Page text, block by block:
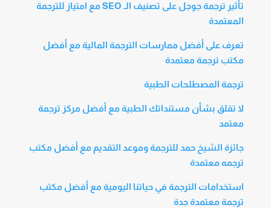
تأثير ترجمة جوجل على تصنيف الـ SEO مع امتياز للترجمة
المعتمدة
تعرف على أفضل ممارسات الترجمة المالية مع أفضل
مكتب ترجمة معتمدة
ترجمة المصطلحات الطبية
لا تقلق بشأن مستنداتك الطبية مع أفضل مركز ترجمة
معتمد
جائزة الشيخ حمد للترجمة وموعد التقديم مع أفضل مكتب
ترجمه معتمدة
استخدامات الترجمة في حياتنا اليومية مع أفضل مكتب
ترجمة معتمدة جدة